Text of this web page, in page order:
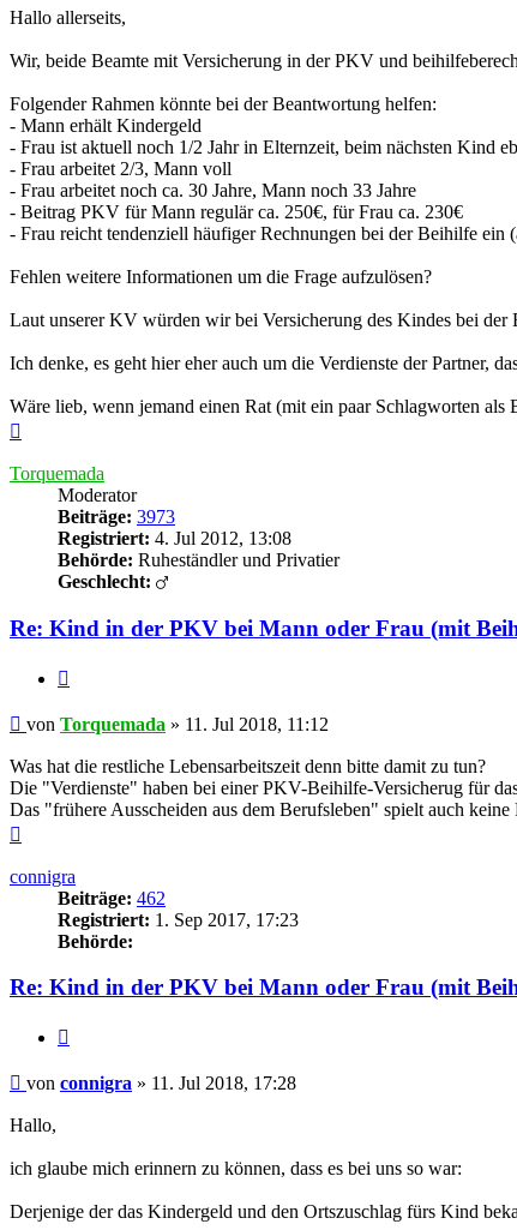
Hallo allerseits,
Wir, beide Beamte mit Versicherung in der PKV und
Folgender Rahmen könnte bei der Beantwortung helfen:
- Mann erhält Kindergeld
- Frau ist aktuell noch 1/2 Jahr in Elternzeit, beim nächsten Kind
- Frau arbeitet 2/3, Mann voll
- Frau arbeitet noch ca. 30 Jahre, Mann noch 33 Jahre
- Beitrag PKV für Mann regulär ca. 250€, für Frau ca. 230€
- Frau reicht tendenziell häufiger Rechnungen bei der Beihilfe ein
Fehlen weitere Informationen um die Frage aufzulösen?
Laut unserer KV würden wir bei Versicherung des Kindes bei
Ich denke, es geht hier eher auch um die Verdienste der Partner,
Wäre lieb, wenn jemand einen Rat (mit ein paar Schlagworten
Torquemada
Moderator
Beiträge: 3973
Registriert: 4. Jul 2012, 13:08
Behörde: Ruheständler und Privatier
Geschlecht:
Re: Kind in der PKV bei Mann oder Frau (mit
Beitrag
von Torquemada » 11. Jul 2018, 11:12
Was hat die restliche Lebensarbeitszeit denn bitte damit zu tun?
Die "Verdienste" haben bei einer PKV-Beihilfe-Versicherug für
Das "frühere Ausscheiden aus dem Berufsleben" spielt auch keine
connigra
Beiträge: 462
Registriert: 1. Sep 2017, 17:23
Behörde:
Re: Kind in der PKV bei Mann oder Frau (mit
Beitrag
von connigra » 11. Jul 2018, 17:28
Hallo,
ich glaube mich erinnern zu können, dass es bei uns so war:
Derjenige der das Kindergeld und den Ortszuschlag fürs Kind